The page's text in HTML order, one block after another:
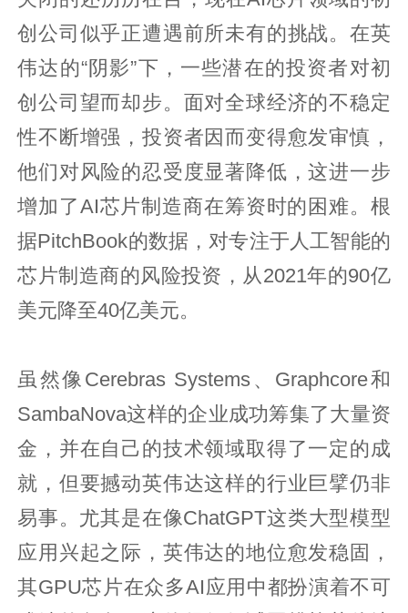
创公司似乎正遭遇前所未有的挑战。在英
伟达的“阴影”下，一些潜在的投资者对初
创公司望而却步。面对全球经济的不稳定
性不断增强，投资者因而变得愈发审慎，
他们对风险的忍受度显著降低，这进一步
增加了AI芯片制造商在筹资时的困难。根
据PitchBook的数据，对专注于人工智能的
芯片制造商的风险投资，从2021年的90亿
美元降至40亿美元。
虽然像Cerebras Systems、Graphcore和
SambaNova这样的企业成功筹集了大量资
金，并在自己的技术领域取得了一定的成
就，但要撼动英伟达这样的行业巨擘仍非
易事。尤其是在像ChatGPT这类大型模型
应用兴起之际，英伟达的地位愈发稳固，
其GPU芯片在众多AI应用中都扮演着不可